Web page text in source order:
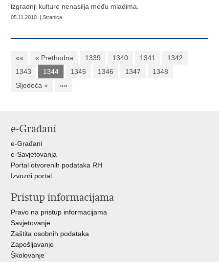
izgradnji kulture nenasilja među mladima.
05.11.2010. | Stranica
«« « Prethodna 1339 1340 1341
1342
1343
1344 1345 1346 1347
1348
Sljedeća »
»»
e-Građani
e-Građani
e-Savjetovanja
Portal otvorenih podataka RH
Izvozni portal
Pristup informacijama
Pravo na pristup informacijama
Savjetovanje
Zaštita osobnih podataka
Zapošljavanje
Školovanje